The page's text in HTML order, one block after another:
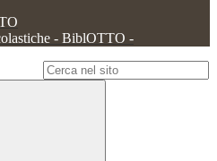
- BiblOTTO -